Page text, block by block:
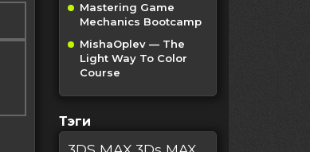
Mastering Game
Mechanics Bootcamp
MishaOplev — The
Light Way To Color
Course
Тэги